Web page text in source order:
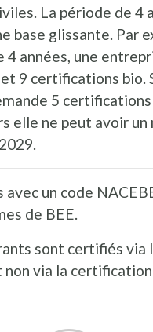
La période de 4
base glissante. Par
4 années, une
9 certifications bio.
5
elle ne peut avoir un
avec un code
de BEE.
sont certifiés via
via la certification